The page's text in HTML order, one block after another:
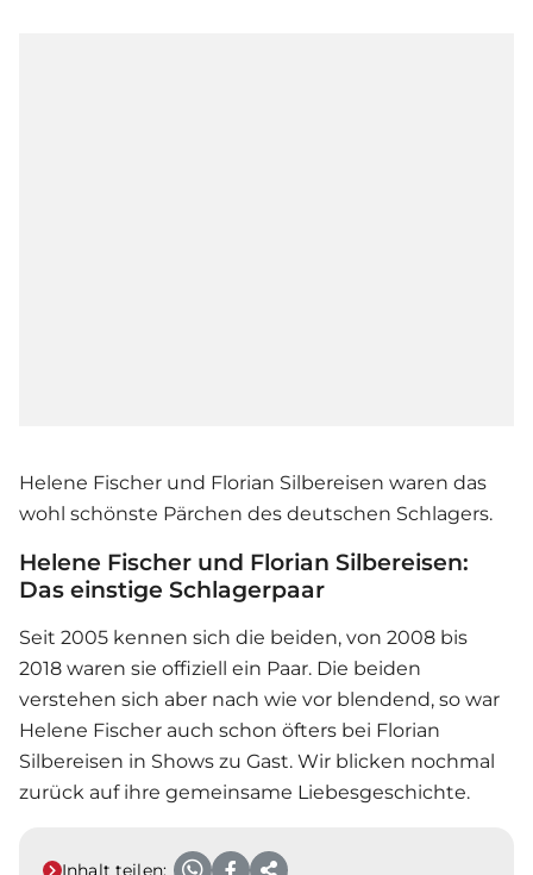
Helene Fischer und Florian Silbereisen waren das
wohl schönste Pärchen des deutschen Schlagers.
Helene Fischer und Florian Silbereisen:
Das einstige Schlagerpaar
Seit 2005 kennen sich die beiden, von 2008 bis
2018 waren sie offiziell ein Paar. Die beiden
verstehen sich aber nach wie vor blendend, so war
Helene Fischer auch schon öfters bei Florian
Silbereisen in Shows zu Gast. Wir blicken nochmal
zurück auf ihre gemeinsame Liebesgeschichte.
Inhalt teilen: